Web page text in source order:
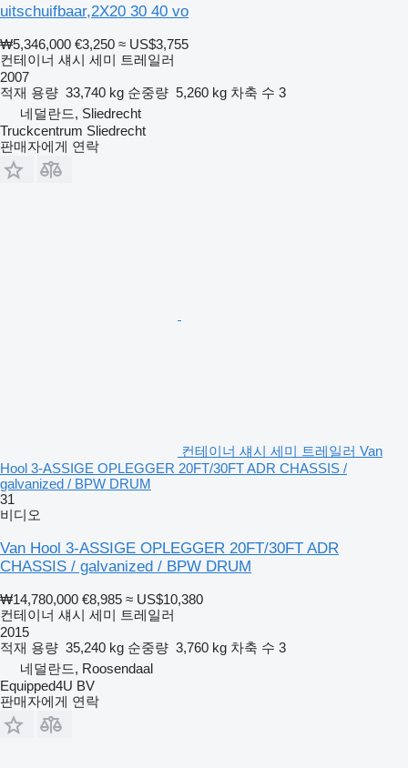
uitschuifbaar,2X20 30 40 vo
₩5,346,000 €3,250 ≈ US$3,755
컨테이너 섀시 세미 트레일러
2007
적재 용량 33,740 kg 순중량 5,260 kg 차축 수 3
네덜란드, Sliedrecht
Truckcentrum Sliedrecht
판매자에게 연락
컨테이너 섀시 세미 트레일러 Van
Hool 3-ASSIGE OPLEGGER 20FT/30FT ADR CHASSIS /
galvanized / BPW DRUM
31
비디오
Van Hool 3-ASSIGE OPLEGGER 20FT/30FT ADR
CHASSIS / galvanized / BPW DRUM
₩14,780,000 €8,985 ≈ US$10,380
컨테이너 섀시 세미 트레일러
2015
적재 용량 35,240 kg 순중량 3,760 kg 차축 수 3
네덜란드, Roosendaal
Equipped4U BV
판매자에게 연락